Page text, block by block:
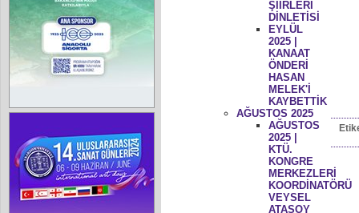
ŞİİRLERİ
DİNLETİSİ
EYLÜL
2025 |
KANAAT
ÖNDERİ
HASAN
MELEK'İ
KAYBETTİK
AĞUSTOS 2025
AĞUSTOS
2025 |
KTÜ.
KONGRE
MERKEZLERİ
KOORDİNATÖRÜ
VEYSEL
ATASOY